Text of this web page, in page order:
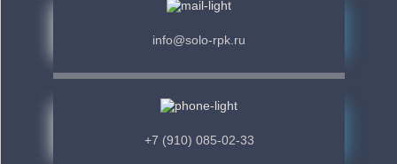
info@solo-rpk.ru
+7 (910) 085-02-33